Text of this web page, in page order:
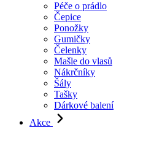
Péče o prádlo
Čepice
Ponožky
Gumičky
Čelenky
Mašle do vlasů
Nákrčníky
Šály
Tašky
Dárkové balení
Akce